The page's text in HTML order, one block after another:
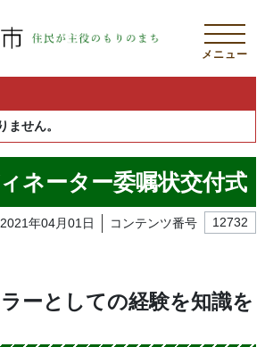
メニュー
ません。
ネーター委嘱状交付式
2021年04月01日 コンテンツ番号 12732
ーとしての経験を知識を